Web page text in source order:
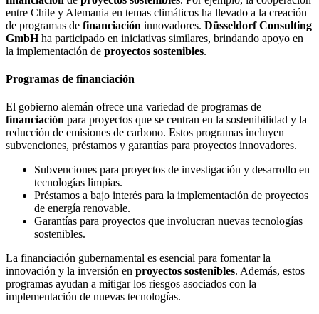
entre Chile y Alemania en temas climáticos ha llevado a la creación
de programas de financiación innovadores. Düsseldorf Consulting
GmbHha participado en iniciativas similares, brindando apoyo en
la implementación de proyectos sostenibles.
Programas de financiación
El gobierno alemán ofrece una variedad de programas de
financiación para proyectos que se centran en la sostenibilidad y la
reducción de emisiones de carbono. Estos programas incluyen
subvenciones, préstamos y garantías para proyectos innovadores.
Subvenciones para proyectos de investigación y desarrollo en
tecnologías limpias.
Préstamos a bajo interés para la implementación de proyectos
de energía renovable.
Garantías para proyectos que involucran nuevas tecnologías
sostenibles.
La financiación gubernamental es esencial para fomentar la
innovación y la inversión en proyectos sostenibles. Además, estos
programas ayudan a mitigar los riesgos asociados con la
implementación de nuevas tecnologías.